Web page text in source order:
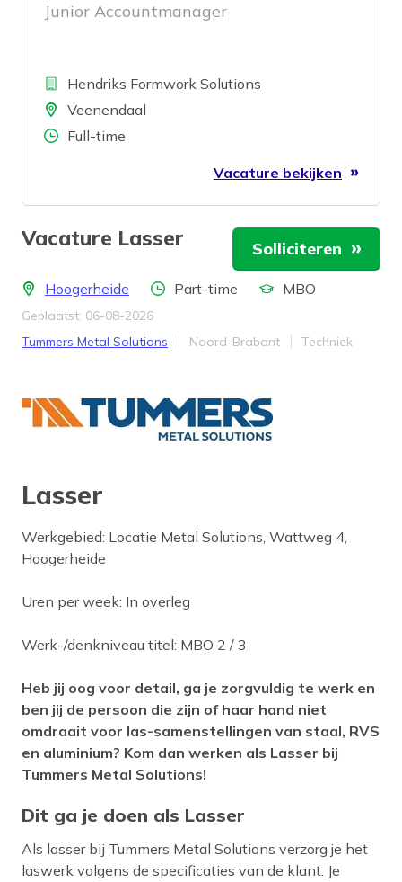
Junior Accountmanager
BedrijfHendriks Formwork Solutions
LocatieVeenendaal
Aantal uren
Full-time
Vacature bekijken
Vacature Lasser Solliciteren
LocatieHoogerheide Aantal uren
Part-time Opleidingsniveau
MBO
Geplaatst: 06-08-2026
Bedrijf
Tummers Metal Solutions Provincie
Noord-Brabant Werkveld
Techniek
Lasser
Werkgebied: Locatie Metal Solutions, Wattweg 4,
Hoogerheide
Uren per week: In overleg
Werk-/denkniveau titel: MBO 2 / 3
Heb jij oog voor detail, ga je zorgvuldig te werk en
ben jij de persoon die zijn of haar hand niet
omdraait voor las-samenstellingen van staal, RVS
en aluminium? Kom dan werken als Lasser bij
Tummers Metal Solutions!
Dit ga je doen als Lasser
Als lasser bij Tummers Metal Solutions verzorg je het
laswerk volgens de specificaties van de klant. Je